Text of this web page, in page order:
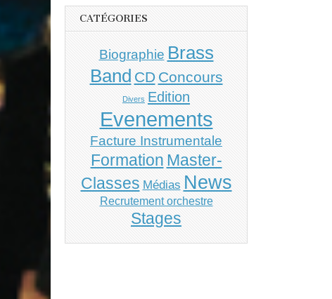
CATÉGORIES
Biographie Brass
Band CD Concours
Divers Edition
Evenements
Facture Instrumentale
Formation Master-
Classes Médias News
Recrutement orchestre
Stages